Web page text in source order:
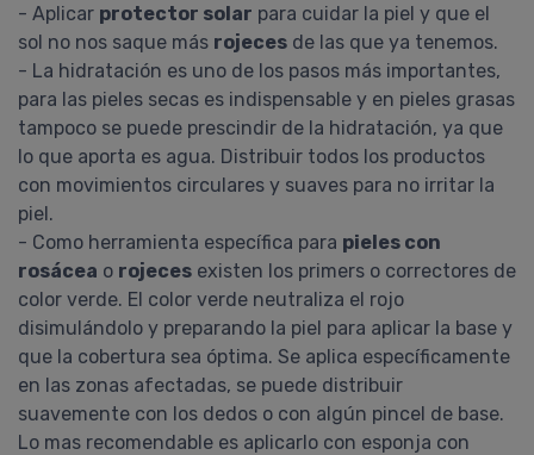
- Aplicar protector solar para cuidar la piel y que el
sol no nos saque más rojeces de las que ya tenemos.
- La hidratación es uno de los pasos más importantes,
para las pieles secas es indispensable y en pieles grasas
tampoco se puede prescindir de la hidratación, ya que
lo que aporta es agua. Distribuir todos los productos
con movimientos circulares y suaves para no irritar la
piel.
- Como herramienta específica para pieles con
rosácea o rojeces existen los primers o correctores de
color verde. El color verde neutraliza el rojo
disimulándolo y preparando la piel para aplicar la base y
que la cobertura sea óptima. Se aplica específicamente
en las zonas afectadas, se puede distribuir
suavemente con los dedos o con algún pincel de base.
Lo mas recomendable es aplicarlo con esponja con
Romina Nicole
Bioderma Sebium H2o
Solución Micelar
micelar 100% recomendado! Capaz
de limpiar cualquier producto,
incluyendo máscaras de pestañas
a prueba de agua. Deja una
sensación de frescura y la piel se
siente limpia. Penetra sin
problema en los poros dilatados,
ayudan....